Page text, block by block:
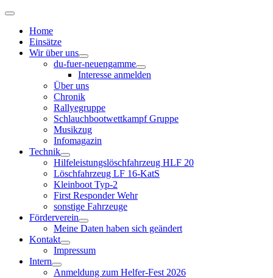
Home
Einsätze
Wir über uns
du-fuer-neuengamme
Interesse anmelden
Über uns
Chronik
Rallyegruppe
Schlauchbootwettkampf Gruppe
Musikzug
Infomagazin
Technik
Hilfeleistungslöschfahrzeug HLF 20
Löschfahrzeug LF 16-KatS
Kleinboot Typ-2
First Responder Wehr
sonstige Fahrzeuge
Förderverein
Meine Daten haben sich geändert
Kontakt
Impressum
Intern
Anmeldung zum Helfer-Fest 2026